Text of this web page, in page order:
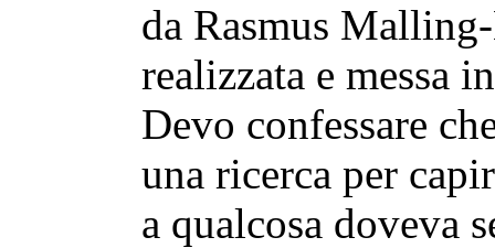
da Rasmus
realizzata e messa
Devo confessare
una ricerca per
a qualcosa doveva